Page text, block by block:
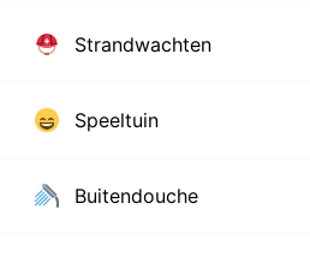
Strandwachten
Speeltuin
Buitendouche